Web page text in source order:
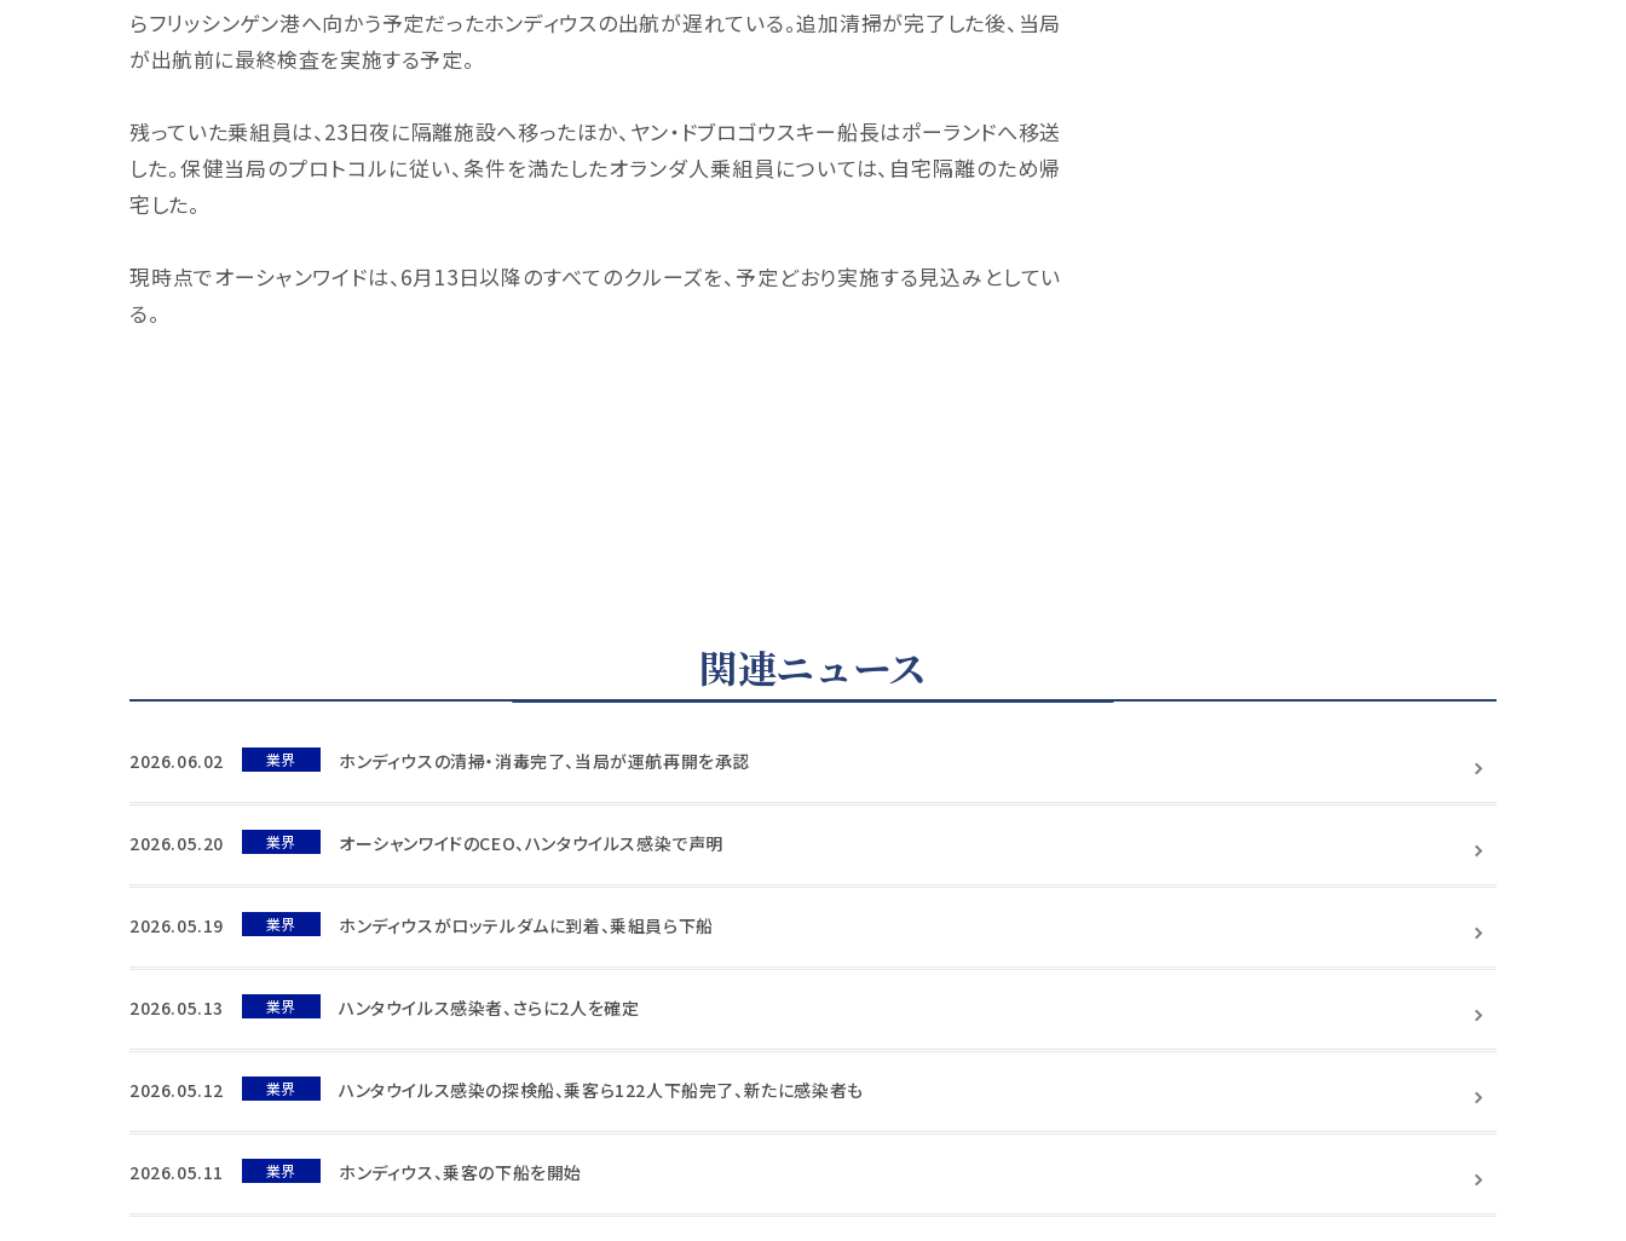
らフリッシンゲン港へ向かう予定だったホンディウスの出航が遅れている。追加清掃が完了した後、当局
が出航前に最終検査を実施する予定。
残っていた乗組員は、23日夜に隔離施設へ移ったほか、ヤン・ドブロゴウスキー船長はポーランドへ移送
した。保健当局のプロトコルに従い、条件を満たしたオランダ人乗組員については、自宅隔離のため帰
宅した。
現時点でオーシャンワイドは、6月13日以降のすべてのクルーズを、予定どおり実施する見込みとしてい
る。
関連ニュース
2026.06.02 業界 ホンディウスの清掃・消毒完了、当局が運航再開を承認
2026.05.20 業界 オーシャンワイドのCEO、ハンタウイルス感染で声明
2026.05.19 業界 ホンディウスがロッテルダムに到着、乗組員ら下船
2026.05.13 業界 ハンタウイルス感染者、さらに2人を確定
2026.05.12 業界 ハンタウイルス感染の探検船、乗客ら122人下船完了、新たに感染者も
2026.05.11 業界 ホンディウス、乗客の下船を開始